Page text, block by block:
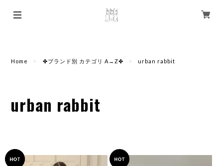
Home ✤ブランド別 カテゴリ A→Z✤ urban rabbit
urban rabbit